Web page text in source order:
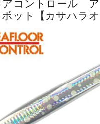
アコントロール
ット【カサハラオ